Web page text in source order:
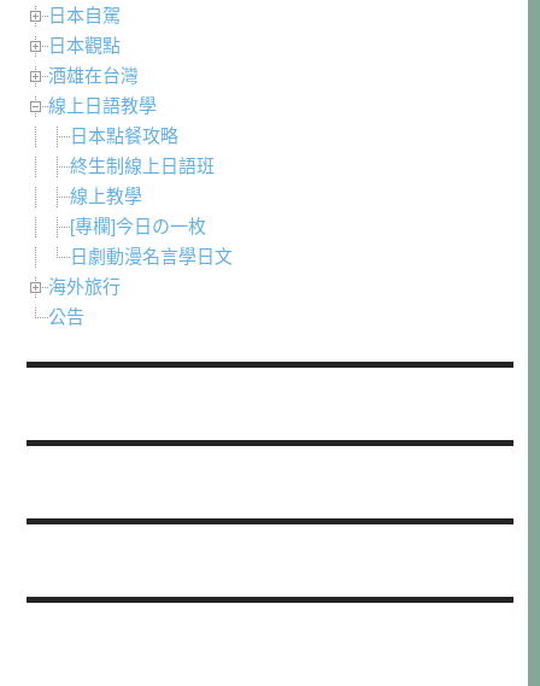
日本自駕
日本觀點
酒雄在台灣
線上日語教學
日本點餐攻略
終生制線上日語班
線上教學
[專欄]今日の一枚
日劇動漫名言學日文
海外旅行
公告